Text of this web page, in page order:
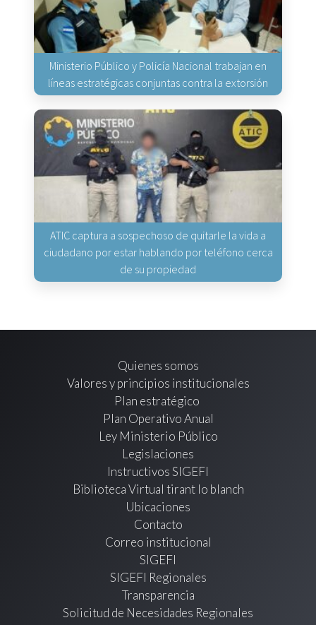
Ministerio Público y Policía Nacional trabajan en
líneas estratégicas conjuntas contra la extorsión
ATIC captura a sospechoso de quitarle la vida a
ciudadano por estar hablando por teléfono cerca
de su propiedad
Quienes somos
Valores y principios institucionales
Plan estratégico
Plan Operativo Anual
Ley Ministerio Público
Legislaciones
Instructivos SIGEFI
Biblioteca Virtual tirant lo blanch
Ubicaciones
Contacto
Correo institucional
SIGEFI
SIGEFI Regionales
Transparencia
Solicitud de Necesidades Regionales